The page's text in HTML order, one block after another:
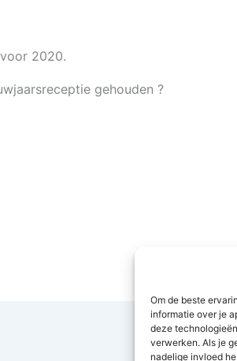
Om de beste
informatie over je
deze
verwerken. Als je
nadelige invloed
2020.
gehouden ?